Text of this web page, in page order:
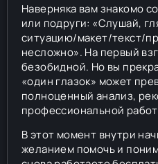
Наверняка вам знакомо
или подруги: «Слушай,
ситуацию/макет/текст/
несложно». На первый
безобидной. Но вы
«один глазок» может
полноценный анализ,
профессиональной
В этот момент внутри
желанием помочь и